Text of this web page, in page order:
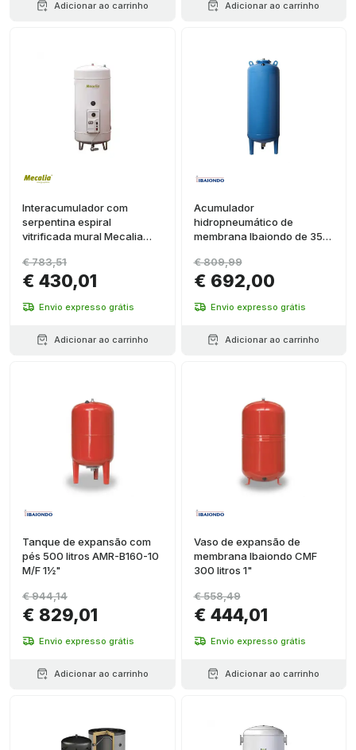
Adicionar ao carrinho Adicionar ao carrinho
Interacumulador com
serpentina espiral
vitrificada mural Mecalia
€ 430,01
€ 783,51
Envio expresso grátis
Adicionar ao carrinho
Acumulador
hidropneumático de
membrana Ibaiondo de 350
€ 692,00
€ 809,99
Envio expresso grátis
Adicionar ao carrinho
Tanque de expansão com
pés 500 litros AMR-B160-10
M/F 1½"
€ 829,01
€ 944,14
Envio expresso grátis
Adicionar ao carrinho
Vaso de expansão de
membrana Ibaiondo CMF
300 litros 1"
€ 444,01
€ 558,49
Envio expresso grátis
Adicionar ao carrinho